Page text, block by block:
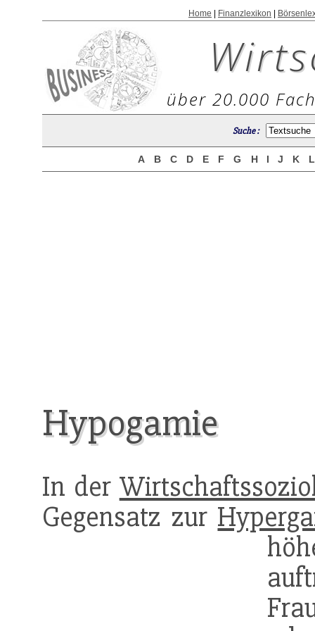
Home Finanzlexikon
über 20.000
Suche :
A B C D E F G H I J K
Hypogamie
In der
Gegensatz zur